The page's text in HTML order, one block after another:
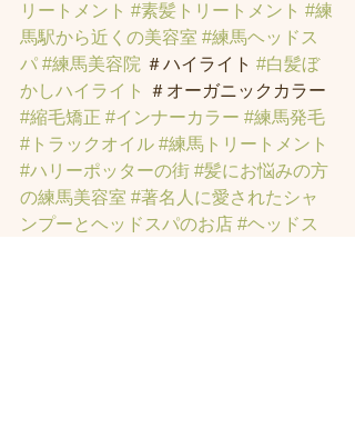
リートメント #素髪トリートメント #練
馬駅から近くの美容室 #練馬ヘッドス
パ #練馬美容院 ＃ハイライト #白髪ぼ
かしハイライト
＃オーガニックカラー
#縮毛矯正 #インナーカラー #練馬発毛
#トラックオイル #練馬トリートメント
#ハリーポッターの街 #髪にお悩みの方
の練馬美容室 #著名人に愛されたシャ
ンプーとヘッドスパのお店 #ヘッドス